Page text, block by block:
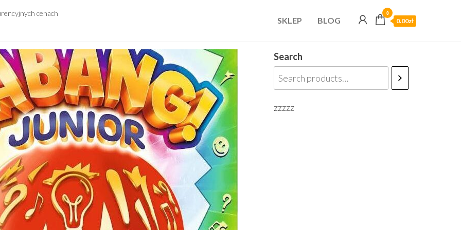
cenach
SKLEP BLOG
0
0.00zł
Search
zzzzz